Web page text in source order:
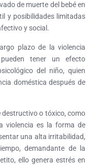
de muerte del bebé en
y posibilidades limitadas
y social.
plazo de la violencia
tener un efecto
del niño, quien
doméstica después de
destructivo o tóxico, como
violencia es la forma de
una alta irritabilidad,
demandante de la
ello genera estrés en